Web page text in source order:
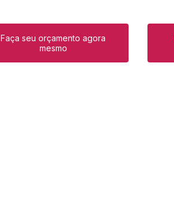
Faça seu orçamento agora
mesmo